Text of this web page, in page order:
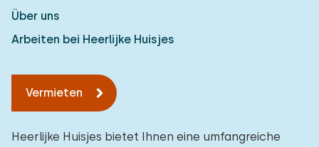
Über uns
Arbeiten bei Heerlijke Huisjes
Vermieten
Heerlijke Huisjes bietet Ihnen eine umfangreiche